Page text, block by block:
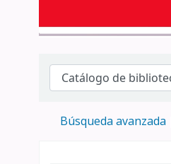
Búsqueda avanzada